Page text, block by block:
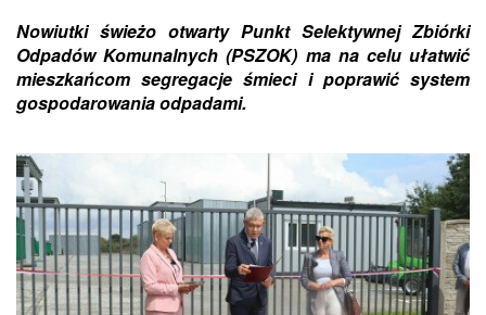
Nowiutki świeżo otwartyPunkt Selektywnej Zbiórki
Odpadów Komunalnych (PSZOK) ma na celu ułatwić
mieszkańcom segregacje śmieci i poprawić system
gospodarowania odpadami.